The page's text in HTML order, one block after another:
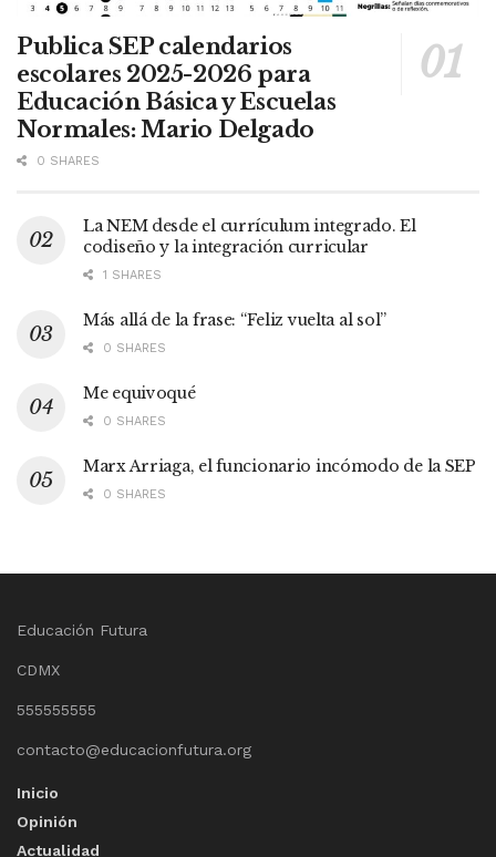
Publica SEP calendarios
escolares 2025-2026 para
Educación Básica y Escuelas
Normales: Mario Delgado
0 SHARES
La NEM desde el currículum integrado. El
codiseño y la integración curricular
1 SHARES
Más allá de la frase: “Feliz vuelta al sol”
0 SHARES
Me equivoqué
0 SHARES
Marx Arriaga, el funcionario incómodo de la SEP
0 SHARES
Educación Futura
CDMX
555555555
contacto@educacionfutura.org
Inicio
Opinión
Actualidad